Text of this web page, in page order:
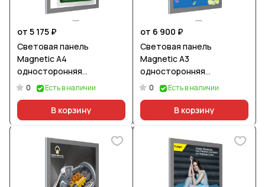
от 5 175 ₽
Световая панель
Magnetic А4
односторонняя
настенная
0 Есть в наличии
В корзину
от 6 900 ₽
Световая панель
Magnetic А3
односторонняя
настенная
0 Есть в наличии
В корзину